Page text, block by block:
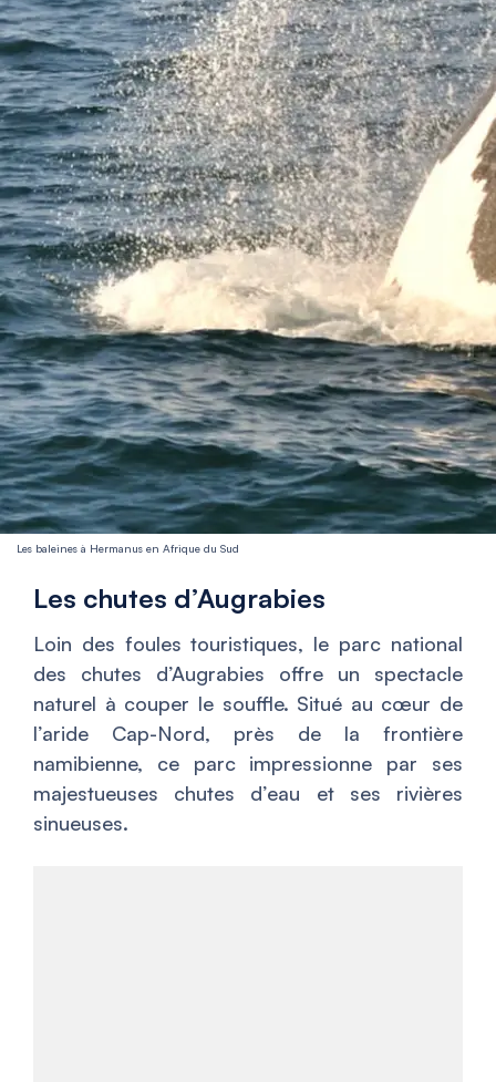
Les baleines à Hermanus en Afrique du Sud
Les chutes d’Augrabies
Loin des foules touristiques, le parc national
des chutes d’Augrabies offre un spectacle
naturel à couper le souffle. Situé au cœur de
l’aride Cap-Nord, près de la frontière
namibienne, ce parc impressionne par ses
majestueuses chutes d’eau et ses rivières
sinueuses.